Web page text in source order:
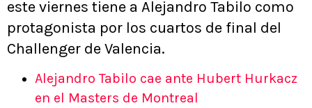
este viernes tiene a Alejandro Tabilo como
protagonista por los cuartos de final del
Challenger de Valencia.
Alejandro Tabilo cae ante Hubert Hurkacz
en el Masters de Montreal